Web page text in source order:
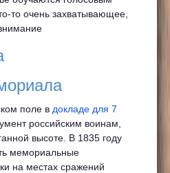
то очень захватывающее,
поле в докладе для 7
российским воинам,
высоте. В 1835 году
мемориальные
на местах сражений